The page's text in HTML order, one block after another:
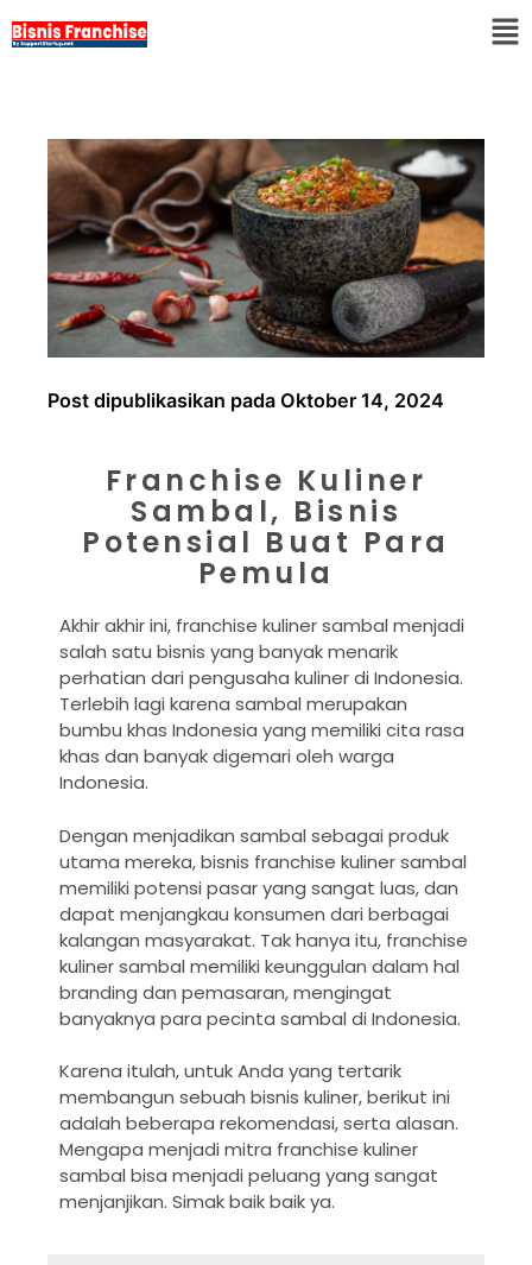
Post dipublikasikan pada Oktober 14, 2024
Franchise Kuliner
Sambal, Bisnis
Potensial Buat Para
Pemula
Akhir akhir ini, franchise kuliner sambal menjadi
salah satu bisnis yang banyak menarik
perhatian dari pengusaha kuliner di Indonesia.
Terlebih lagi karena sambal merupakan
bumbu khas Indonesia yang memiliki cita rasa
khas dan banyak digemari oleh warga
Indonesia.
Dengan menjadikan sambal sebagai produk
utama mereka, bisnis franchise kuliner sambal
memiliki potensi pasar yang sangat luas, dan
dapat menjangkau konsumen dari berbagai
kalangan masyarakat. Tak hanya itu, franchise
kuliner sambal memiliki keunggulan dalam hal
branding dan pemasaran, mengingat
banyaknya para pecinta sambal di Indonesia.
Karena itulah, untuk Anda yang tertarik
membangun sebuah bisnis kuliner, berikut ini
adalah beberapa rekomendasi, serta alasan.
Mengapa menjadi mitra franchise kuliner
sambal bisa menjadi peluang yang sangat
menjanjikan. Simak baik baik ya.